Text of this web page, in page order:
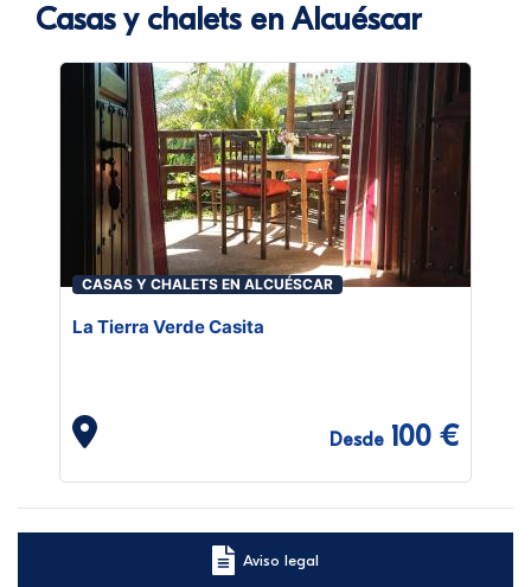
Casas y chalets en Alcuéscar
CASAS Y CHALETS EN ALCUÉSCAR
La Tierra Verde Casita
Desde 100 €
Aviso legal